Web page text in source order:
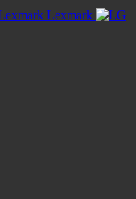
Lexmark